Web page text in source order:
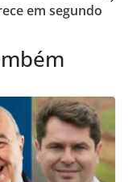
em segundo